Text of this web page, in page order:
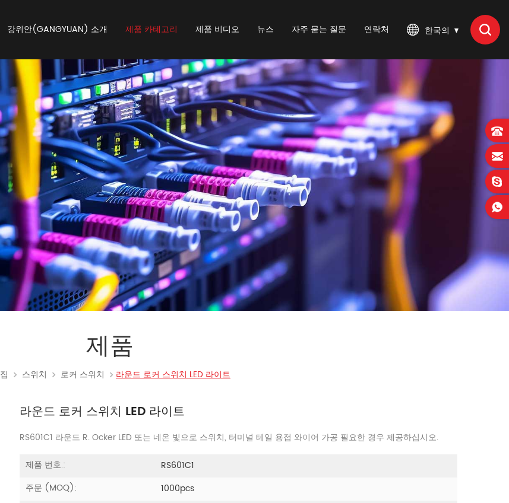
한국의
강위안(GANGYUAN) 소개 제품 카테고리 제품 비디오 뉴스 자주 묻는 질문 연락처
제품
집 스위치 로커 스위치 라운드 로커 스위치 LED 라이트
라운드 로커 스위치 LED 라이트
RS601C1 라운드 R.Ocker LED 또는 네온 빛으로 스위치, 터미널 테일 용접 와이어 가공 필요한 경우 제공하십시오.
제품 번호.:
RS601C1
주문 (MOQ):
1000pcs